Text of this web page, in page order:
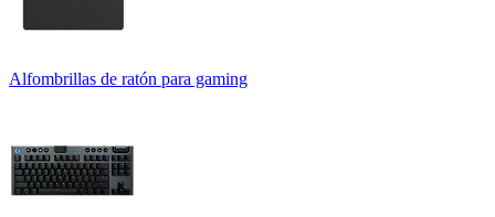
Alfombrillas de ratón para gaming